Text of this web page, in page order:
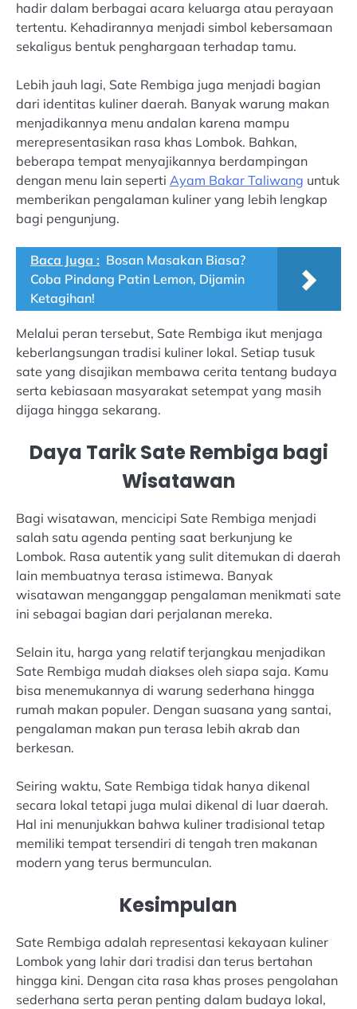
hadir dalam berbagai acara keluarga atau perayaan
tertentu. Kehadirannya menjadi simbol kebersamaan
sekaligus bentuk penghargaan terhadap tamu.
Lebih jauh lagi, Sate Rembiga juga menjadi bagian
dari identitas kuliner daerah. Banyak warung makan
menjadikannya menu andalan karena mampu
merepresentasikan rasa khas Lombok. Bahkan,
beberapa tempat menyajikannya berdampingan
dengan menu lain seperti Ayam Bakar Taliwang untuk
memberikan pengalaman kuliner yang lebih lengkap
bagi pengunjung.
Baca Juga : Bosan Masakan Biasa?
Coba Pindang Patin Lemon, Dijamin
Ketagihan!
Melalui peran tersebut, Sate Rembiga ikut menjaga
keberlangsungan tradisi kuliner lokal. Setiap tusuk
sate yang disajikan membawa cerita tentang budaya
serta kebiasaan masyarakat setempat yang masih
dijaga hingga sekarang.
Daya Tarik Sate Rembiga bagi
Wisatawan
Bagi wisatawan, mencicipi Sate Rembiga menjadi
salah satu agenda penting saat berkunjung ke
Lombok. Rasa autentik yang sulit ditemukan di daerah
lain membuatnya terasa istimewa. Banyak
wisatawan menganggap pengalaman menikmati sate
ini sebagai bagian dari perjalanan mereka.
Selain itu, harga yang relatif terjangkau menjadikan
Sate Rembiga mudah diakses oleh siapa saja. Kamu
bisa menemukannya di warung sederhana hingga
rumah makan populer. Dengan suasana yang santai,
pengalaman makan pun terasa lebih akrab dan
berkesan.
Seiring waktu, Sate Rembiga tidak hanya dikenal
secara lokal tetapi juga mulai dikenal di luar daerah.
Hal ini menunjukkan bahwa kuliner tradisional tetap
memiliki tempat tersendiri di tengah tren makanan
modern yang terus bermunculan.
Kesimpulan
Sate Rembiga adalah representasi kekayaan kuliner
Lombok yang lahir dari tradisi dan terus bertahan
hingga kini. Dengan cita rasa khas proses pengolahan
sederhana serta peran penting dalam budaya lokal,